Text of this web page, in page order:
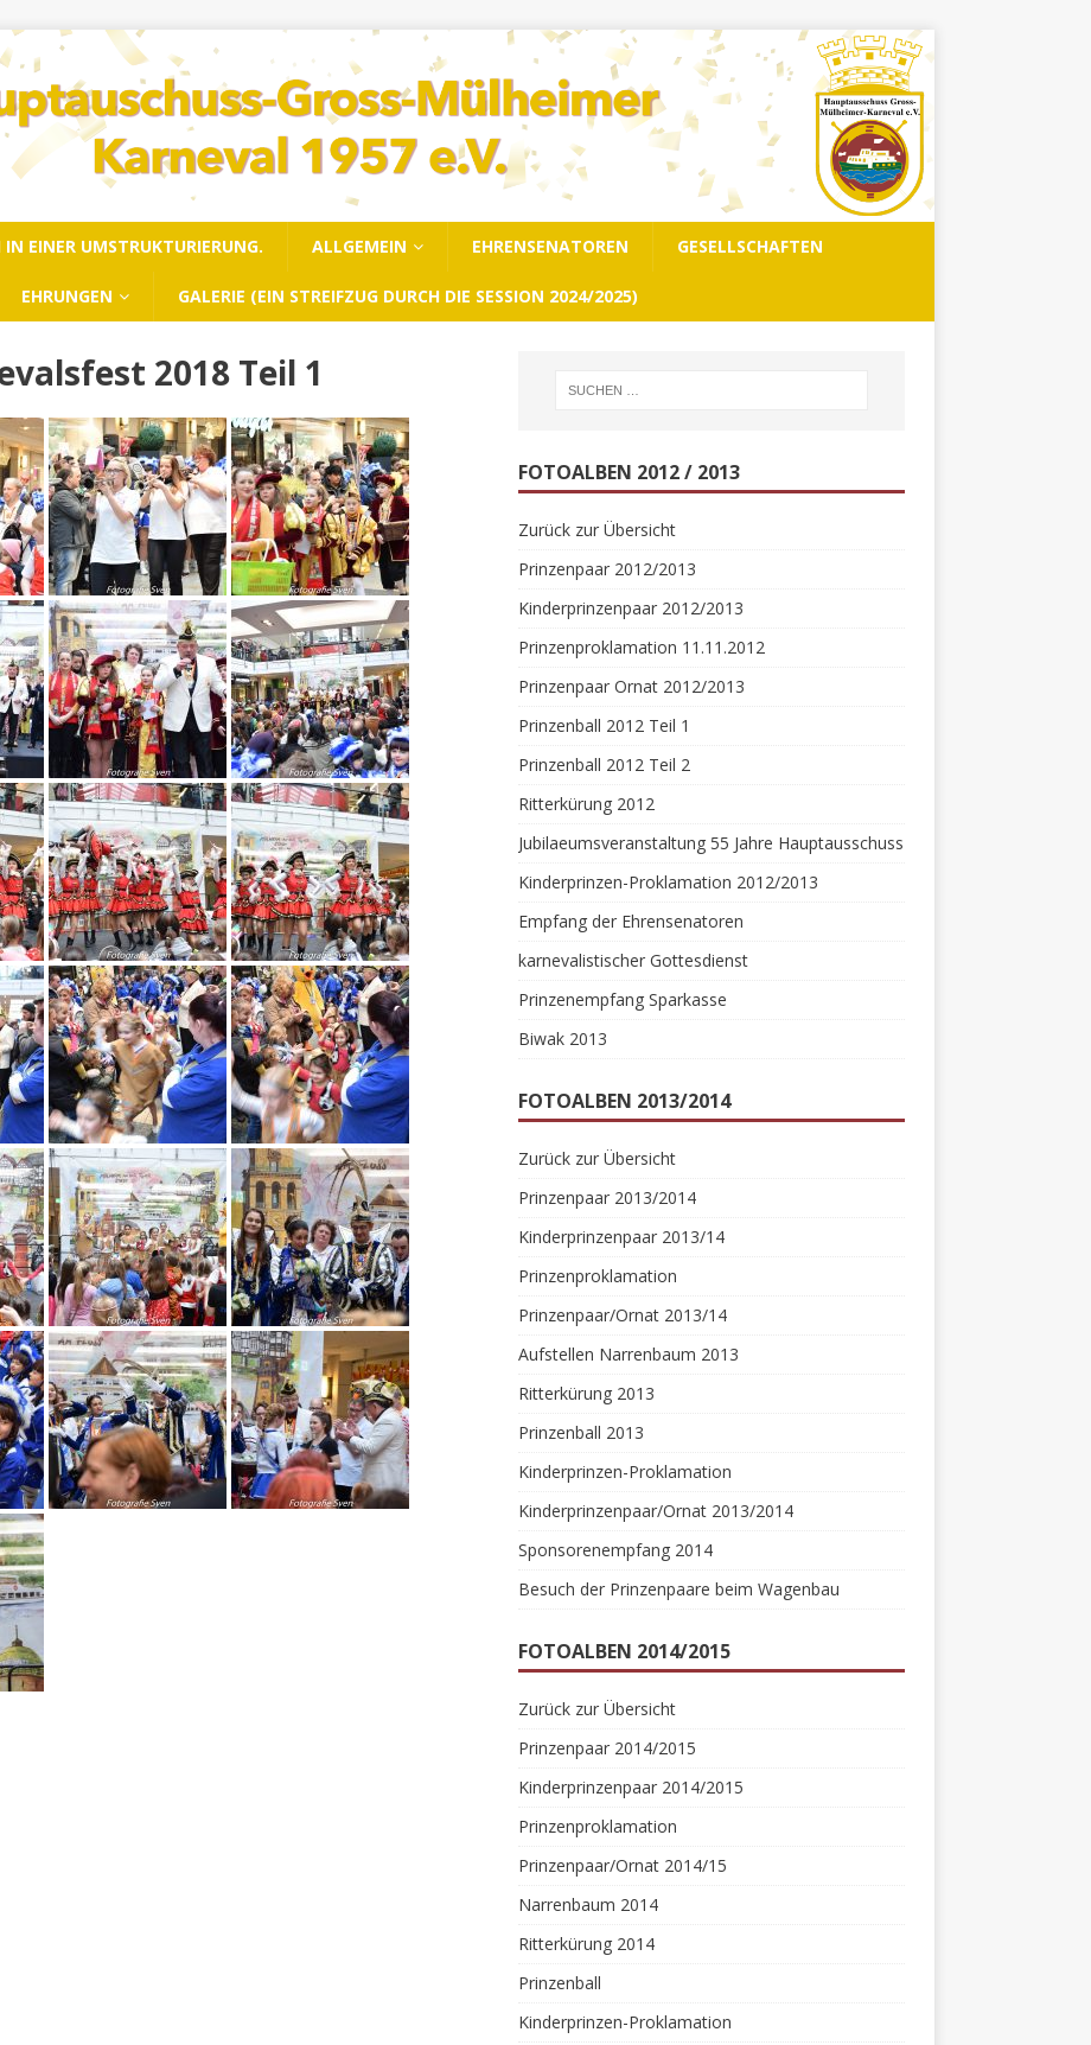
EINER UMSTRUKTURIERUNG. ALLGEMEIN EHRENSENATOREN GESELLSCHAFTEN
EHRUNGEN GALERIE (EIN STREIFZUG DURCH DIE SESSION 2024/2025)
2018 Teil 1
FOTOALBEN 2012 / 2013
Zurück zur Übersicht
Prinzenpaar 2012/2013
Kinderprinzenpaar 2012/2013
Prinzenproklamation 11.11.2012
Prinzenpaar Ornat 2012/2013
Prinzenball 2012 Teil 1
Prinzenball 2012 Teil 2
Ritterkürung 2012
Jubilaeumsveranstaltung 55 Jahre Hauptausschuss
Kinderprinzen-Proklamation 2012/2013
Empfang der Ehrensenatoren
karnevalistischer Gottesdienst
Prinzenempfang Sparkasse
Biwak 2013
FOTOALBEN 2013/2014
Zurück zur Übersicht
Prinzenpaar 2013/2014
Kinderprinzenpaar 2013/14
Prinzenproklamation
Prinzenpaar/Ornat 2013/14
Aufstellen Narrenbaum 2013
Ritterkürung 2013
Prinzenball 2013
Kinderprinzen-Proklamation
Kinderprinzenpaar/Ornat 2013/2014
Sponsorenempfang 2014
Besuch der Prinzenpaare beim Wagenbau
FOTOALBEN 2014/2015
Zurück zur Übersicht
Prinzenpaar 2014/2015
Kinderprinzenpaar 2014/2015
Prinzenproklamation
Prinzenpaar/Ornat 2014/15
Narrenbaum 2014
Ritterkürung 2014
Prinzenball
Kinderprinzen-Proklamation